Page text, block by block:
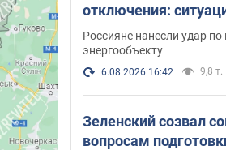
отключения:
энергосистеме 6
Россияне нанесли удар
энергообъекту
6.08.2026 16:42 9,8 т.
Зеленский созвал
вопросам